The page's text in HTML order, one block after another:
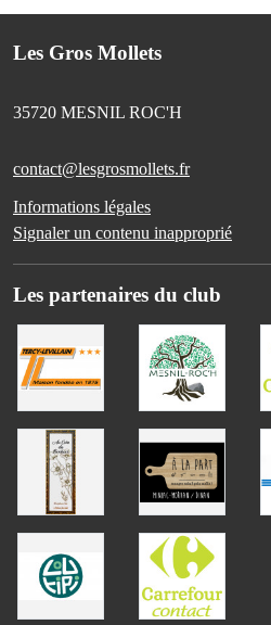
Les Gros Mollets
35720 MESNIL ROC'H
contact@lesgrosmollets.fr
Informations légales
Signaler un contenu inapproprié
Les partenaires du club